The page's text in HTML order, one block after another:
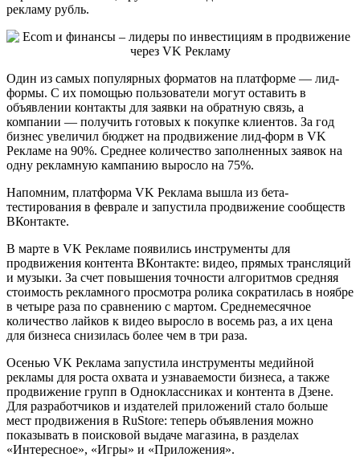
рекламу рубль.
Один из самых популярных форматов на платформе — лид-
формы. С их помощью пользователи могут оставить в
объявлении контакты для заявки на обратную связь, а
компании — получить готовых к покупке клиентов. За год
бизнес увеличил бюджет на продвижение лид-форм в VK
Рекламе на 90%. Среднее количество заполненных заявок на
одну рекламную кампанию выросло на 75%.
Напомним, платформа VK Реклама вышла из бета-
тестирования в феврале и запустила продвижение сообществ
ВКонтакте.
В марте в VK Рекламе появились инструменты для
продвижения контента ВКонтакте: видео, прямых трансляций
и музыки. За счет повышения точности алгоритмов средняя
стоимость рекламного просмотра ролика сократилась в ноябре
в четыре раза по сравнению с мартом. Среднемесячное
количество лайков к видео выросло в восемь раз, а их цена
для бизнеса снизилась более чем в три раза.
Осенью VK Реклама запустила инструменты медийной
рекламы для роста охвата и узнаваемости бизнеса, а также
продвижение групп в Одноклассниках и контента в Дзене.
Для разработчиков и издателей приложений стало больше
мест продвижения в RuStore: теперь объявления можно
показывать в поисковой выдаче магазина, в разделах
«Интересное», «Игры» и «Приложения».